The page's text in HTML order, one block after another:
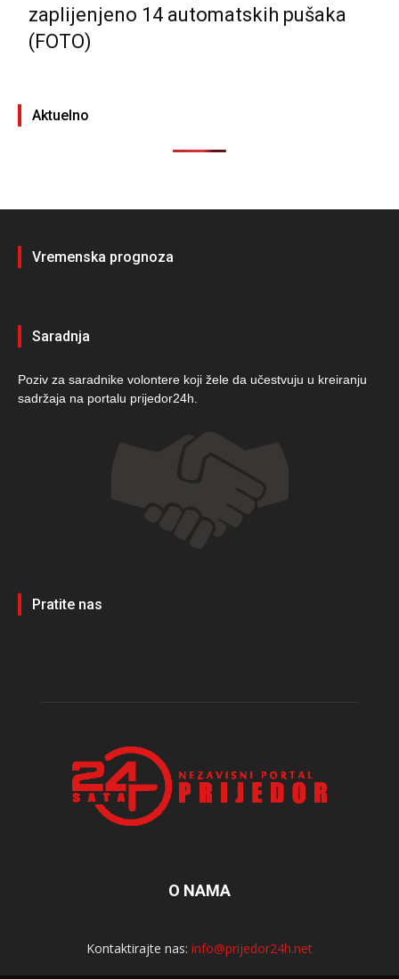
zaplijenjeno 14 automatskih pušaka
(FOTO)
Aktuelno
Vremenska prognoza
Saradnja
Poziv za saradnike volontere koji žele da učestvuju u kreiranju
sadržaja na portalu prijedor24h.
Pratite nas
O NAMA
Kontaktirajte nas: info@prijedor24h.net